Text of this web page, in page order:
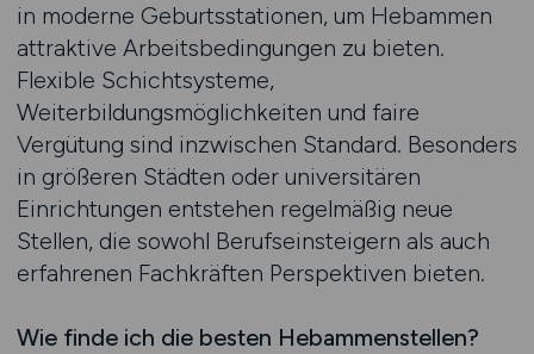
in moderne Geburtsstationen, um Hebammen
attraktive Arbeitsbedingungen zu bieten.
Flexible Schichtsysteme,
Weiterbildungsmöglichkeiten und faire
Vergütung sind inzwischen Standard. Besonders
in größeren Städten oder universitären
Einrichtungen entstehen regelmäßig neue
Stellen, die sowohl Berufseinsteigern als auch
erfahrenen Fachkräften Perspektiven bieten.
Wie finde ich die besten Hebammenstellen?